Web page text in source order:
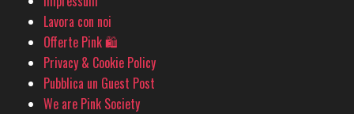
Lavora con noi
Offerte Pink 🛍
Privacy & Cookie Policy
Pubblica un Guest Post
We are Pink Society